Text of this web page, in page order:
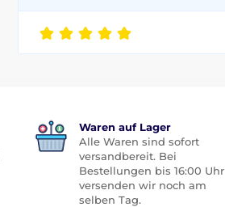
Waren auf Lager
Alle Waren sind sofort
versandbereit. Bei
Bestellungen bis 16:00 Uhr
versenden wir noch am
selben Tag.